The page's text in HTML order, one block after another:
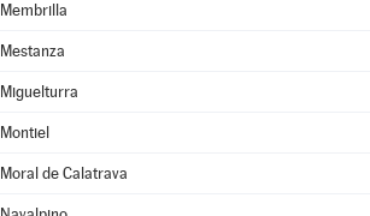
Membrilla
Mestanza
Miguelturra
Montiel
Moral de Calatrava